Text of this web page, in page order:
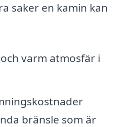
saker en kamin kan
varm atmosfär i
bränsle som är